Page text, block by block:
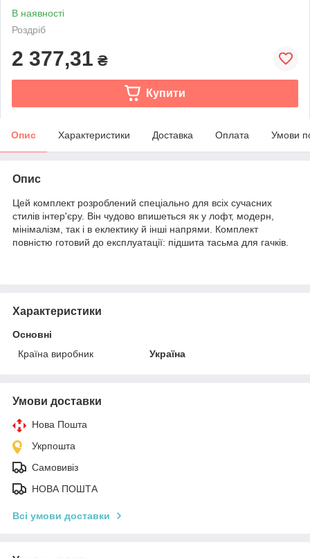
В наявності
Роздріб
2 377,31 ₴
Купити
Опис Характеристики Доставка Оплата Умови
Опис
Цей комплект розроблений спеціально для всіх сучасних
стилів інтер'єру. Він чудово впишеться як у лофт, модерн,
мінімалізм, так і в еклектику й інші напрями. Комплект
повністю готовий до експлуатації: підшита тасьма для гачків.
Характеристики
Основні
Країна виробник
Україна
Умови доставки
Нова Пошта
Укрпошта
Самовивіз
НОВА ПОШТА
Всі умови доставки